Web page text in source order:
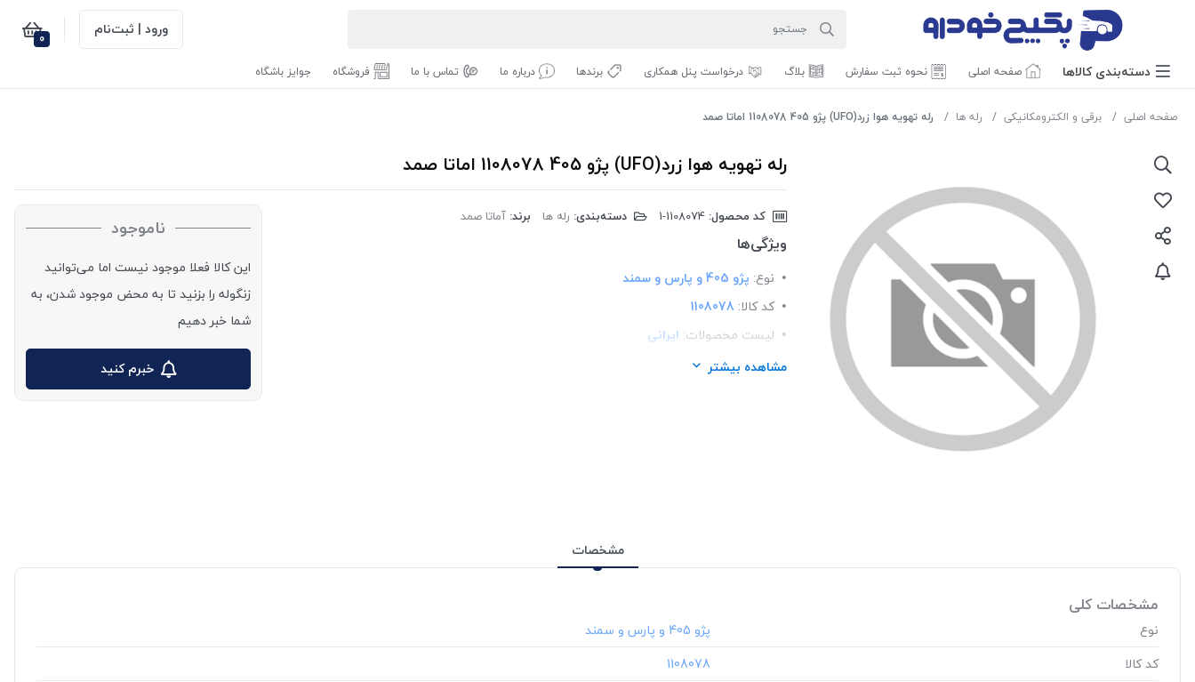
ورود | ثبت‌نام 0
دسته‌بندی‌ کالاها صفحه اصلی نحوه ثبت سفارش بلاگ درخواست پنل همکاری برندها درباره ما تماس با ما فروشگاه جوایز باشگاه
صفحه اصلی برقی و الکترومکانیکی رله ها رله تهویه هوا زرد(UFO) پژو 405 1108078 اماتا صمد
رله تهویه هوا زرد(UFO) پژو 405 1108078 اماتا صمد
کد محصول: دسته‌بندی: رله ها برند: آماتا صمد
ویژگی‌ها
نوع: پژو 405 و پارس و سمند
کد کالا: 1108078
لیست محصولات: ایرانی
برند:اماتا صمد
مشاهده بیشتر
ناموجود
این کالا فعلا موجود نیست اما می‌توانید
زنگوله را بزنید تا به محض موجود شدن، به
شما خبر دهیم
خبرم کنید
مشخصات
مشخصات کلی
نوع
کد کالا
‎1108078